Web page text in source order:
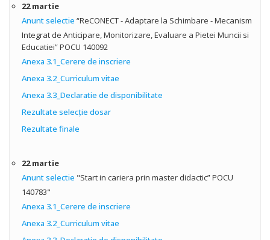
22 martie
Anunt selectie “ReCONECT - Adaptare la Schimbare - Mecanism
Integrat de Anticipare, Monitorizare, Evaluare a Pietei Muncii si
Educatiei” POCU 140092
Anexa 3.1_Cerere de inscriere
Anexa 3.2_Curriculum vitae
Anexa 3.3_Declaratie de disponibilitate
Rezultate selecţie dosar
Rezultate finale
22 martie
Anunt selectie "Start in cariera prin master didactic” POCU
140783"
Anexa 3.1_Cerere de inscriere
Anexa 3.2_Curriculum vitae